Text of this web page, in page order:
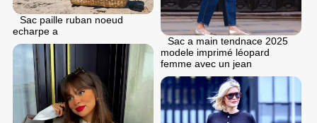
Sac a main tendnace 2025
modele imprimé léopard
femme avec un jean
Sac paille ruban noeud
echarpe a